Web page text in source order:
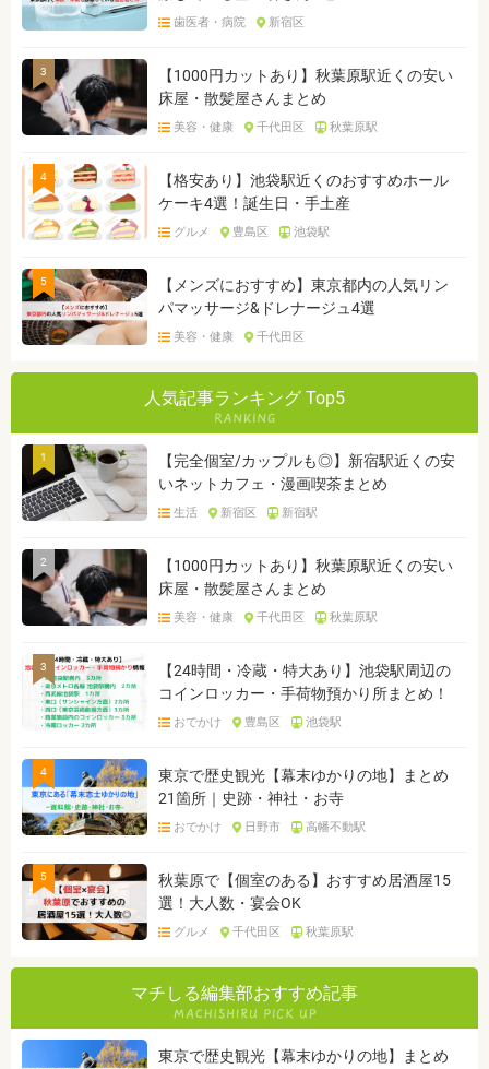
歯医者・病院 新宿区
3
【1000円カットあり】秋葉原駅近くの安い
床屋・散髪屋さんまとめ
美容・健康 千代田区 秋葉原駅
4
【格安あり】池袋駅近くのおすすめホール
ケーキ4選！誕生日・手土産
グルメ 豊島区 池袋駅
5
【メンズにおすすめ】東京都内の人気リン
パマッサージ&ドレナージュ4選
美容・健康 千代田区
人気記事ランキング Top5
1
【完全個室/カップルも◎】新宿駅近くの安
いネットカフェ・漫画喫茶まとめ
生活 新宿区 新宿駅
2
【1000円カットあり】秋葉原駅近くの安い
床屋・散髪屋さんまとめ
美容・健康 千代田区 秋葉原駅
3
【24時間・冷蔵・特大あり】池袋駅周辺の
コインロッカー・手荷物預かり所まとめ！
おでかけ 豊島区 池袋駅
4
東京で歴史観光【幕末ゆかりの地】まとめ
21箇所｜史跡・神社・お寺
おでかけ 日野市 高幡不動駅
5
秋葉原で【個室のある】おすすめ居酒屋15
選！大人数・宴会OK
グルメ 千代田区 秋葉原駅
マチしる編集部おすすめ記事
東京で歴史観光【幕末ゆかりの地】まとめ